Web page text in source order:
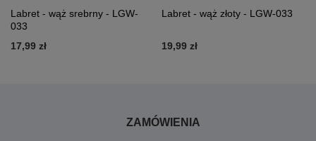
Labret - wąż srebrny - LGW-
033
17,99 zł
Labret - wąż złoty - LGW-033
19,99 zł
ZAMÓWIENIA